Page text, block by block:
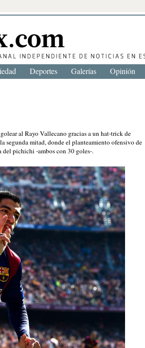
al Rayo Vallecano gracias a un hat-trick de
segunda mitad, donde el planteamiento ofensivo de
del pichichi -ambos con 30 goles-.
Deportes Galerías Opinión